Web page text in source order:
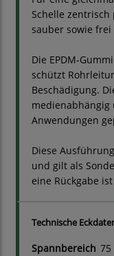
Schelle
sauber sowie
Die EPDM-
schützt
Beschädigung.
medienabhängig
Anwendungen
Diese
und gilt als
eine Rückgabe
Technische
Spannbereich 75